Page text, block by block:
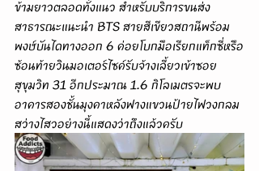
ข้ามยาวตลอดทั้งแนว สำหรับบริการขนส่ง
สาธารณะแนะนำ BTS สายสีเขียวสถานีพร้อม
พงษ์บันไดทางออก 6 ค่อยโบกมือเรียกแท็กซี่หรือ
ซ้อนท้ายวินมอเตอร์ไซค์รับจ้างเลี้ยวเข้าซอย
สุขุมวิท 31 อีกประมาณ 1.6 กิโลเมตรจะพบ
อาคารสองชั้นมุงคาหลังฟางแขวนป้ายไฟวงกลม
สว่างไสวอย่างนี้แสดงว่าถึงแล้วครับ